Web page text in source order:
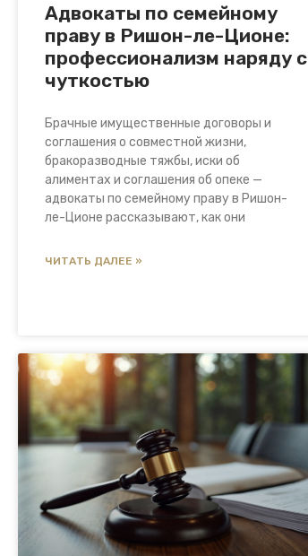
Адвокаты по семейному
праву в Ришон-ле-Ционе:
профессионализм наряду с
чуткостью
Брачные имущественные договоры и
соглашения о совместной жизни,
бракоразводные тяжбы, иски об
алиментах и соглашения об опеке —
адвокаты по семейному праву в Ришон-
ле-Ционе рассказывают, как они
ЧИТАТЬ ДАЛЕЕ »